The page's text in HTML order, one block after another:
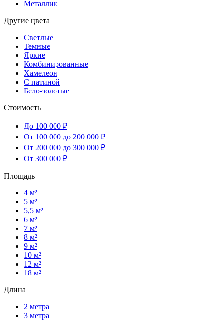
Металлик
Другие цвета
Светлые
Темные
Яркие
Комбинированные
Хамелеон
С патиной
Бело-золотые
Стоимость
До 100 000 ₽
От 100 000 до 200 000 ₽
От 200 000 до 300 000 ₽
От 300 000 ₽
Площадь
4 м²
5 м²
5,5 м²
6 м²
7 м²
8 м²
9 м²
10 м²
12 м²
18 м²
Длина
2 метра
3 метра